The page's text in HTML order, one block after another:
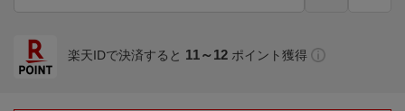
楽天IDで決済すると 11～12 ポイント獲得